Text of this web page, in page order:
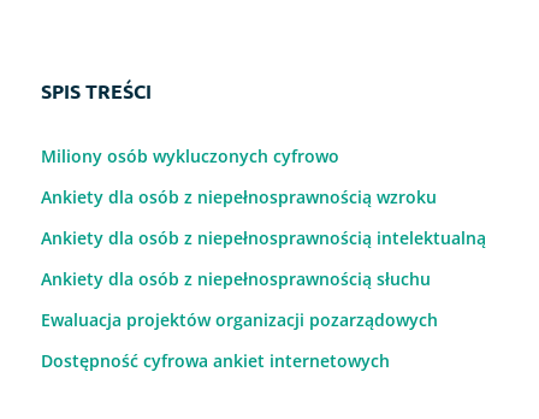
SPIS TREŚCI
Miliony osób wykluczonych cyfrowo
Ankiety dla osób z niepełnosprawnością wzroku
Ankiety dla osób z niepełnosprawnością intelektualną
Ankiety dla osób z niepełnosprawnością słuchu
Ewaluacja projektów organizacji pozarządowych
Dostępność cyfrowa ankiet internetowych